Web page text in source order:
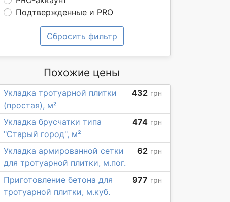
Подтвержденные и PRO
Сбросить фильтр
Похожие цены
Укладка тротуарной плитки
(простая), м²
432 грн
Укладка брусчатки типа
"Старый город", м²
474 грн
Укладка армированной сетки
для тротуарной плитки, м.пог.
62 грн
Приготовление бетона для
тротуарной плитки, м.куб.
977 грн